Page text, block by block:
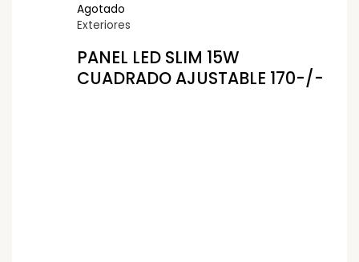
Agotado
Exteriores
PANEL LED SLIM 15W
CUADRADO AJUSTABLE 170-/-